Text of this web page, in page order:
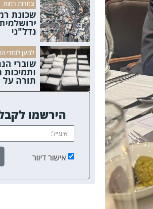
צמרות רמות
שכונת
נדל"ני
למען לומדי
שוברי
תורה על
הירשמו
אישור דיוור